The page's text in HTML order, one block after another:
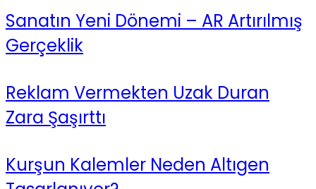
Sanatın Yeni Dönemi – AR Artırılmış
Gerçeklik
Reklam Vermekten Uzak Duran
Zara Şaşırttı
Kurşun Kalemler Neden Altıgen